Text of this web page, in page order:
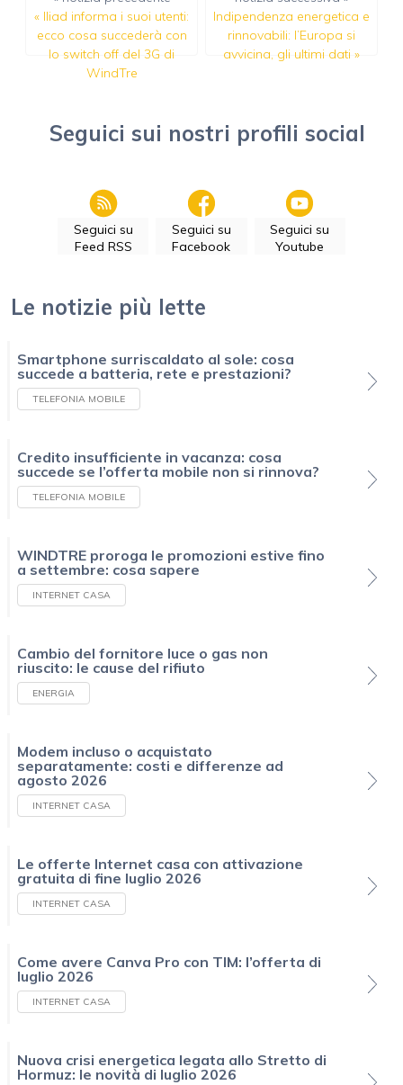
« Iliad informa i suoi utenti:
ecco cosa succederà con
lo switch off del 3G di
WindTre
Indipendenza energetica e
rinnovabili: l’Europa si
avvicina, gli ultimi dati »
Seguici sui nostri profili social
Seguici su
Feed RSS
Seguici su
Facebook
Seguici su
Youtube
Le notizie più lette
Smartphone surriscaldato al sole: cosa
succede a batteria, rete e prestazioni?
TELEFONIA MOBILE
Credito insufficiente in vacanza: cosa
succede se l’offerta mobile non si rinnova?
TELEFONIA MOBILE
WINDTRE proroga le promozioni estive fino
a settembre: cosa sapere
INTERNET CASA
Cambio del fornitore luce o gas non
riuscito: le cause del rifiuto
ENERGIA
Modem incluso o acquistato
separatamente: costi e differenze ad
agosto 2026
INTERNET CASA
Le offerte Internet casa con attivazione
gratuita di fine luglio 2026
INTERNET CASA
Come avere Canva Pro con TIM: l’offerta di
luglio 2026
INTERNET CASA
Nuova crisi energetica legata allo Stretto di
Hormuz: le novità di luglio 2026